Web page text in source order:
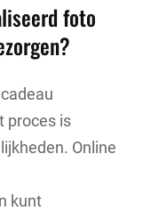
foto
proces is
Online
kunt